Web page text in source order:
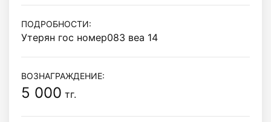
ПОДРОБНОСТИ:
Утерян гос номер083 веа 14
ВОЗНАГРАЖДЕНИЕ:
5 000 тг.